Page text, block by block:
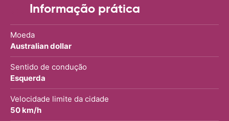
Informação prática
Moeda
Australian dollar
Sentido de condução
Esquerda
Velocidade limite da cidade
50 km/h